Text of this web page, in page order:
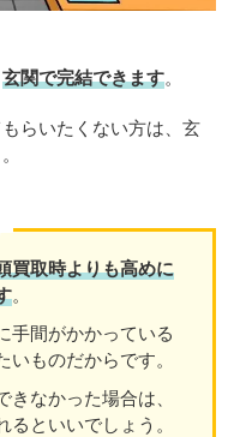
玄関で完結できます。
らいたくない方は、玄
買取時よりも高めに
。
手間がかかっている
ものだからです。
なかった場合は、
といいでしょう。